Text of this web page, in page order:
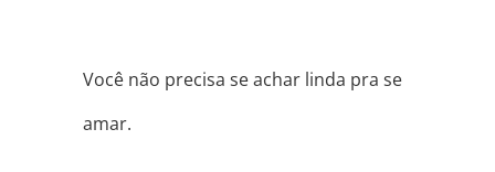
Você não precisa se achar linda pra se
amar.